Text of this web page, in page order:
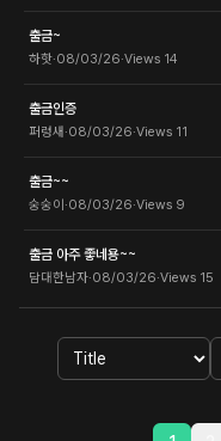
출금~
하핫·08/03/26·Views 14
출금인증
퍼렁새 ·08/03/26·Views 11
출금~~
숭숭이·08/03/26·Views 9
출금 아주 좋네용~~
담대한남자·08/03/26·Views 15